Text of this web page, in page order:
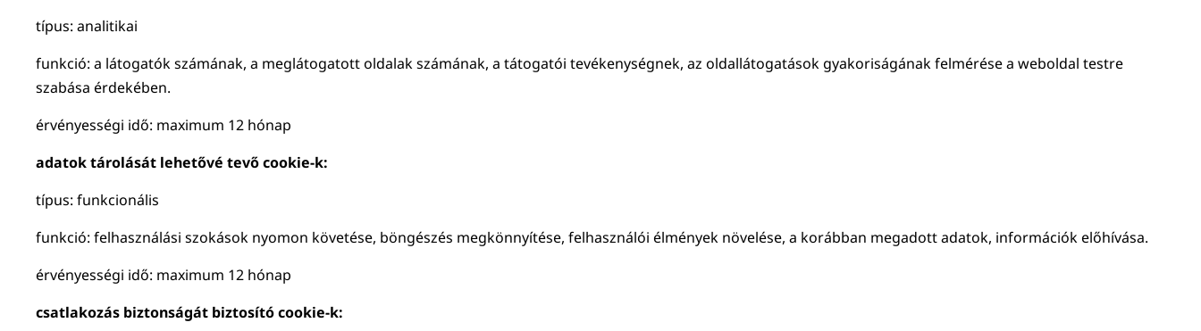
típus: analitikai
funkció: a látogatók számának, a meglátogatott oldalak számának, a tátogatói tevékenységnek, az oldallátogatások gyakoriságának felmérése a weboldal testre
szabása érdekében.
érvényességi idő: maximum 12 hónap
adatok tárolását lehetővé tevő cookie-k:
típus: funkcionális
funkció: felhasználási szokások nyomon követése, böngészés megkönnyítése, felhasználói élmények növelése, a korábban megadott adatok, információk előhívása.
érvényességi idő: maximum 12 hónap
csatlakozás biztonságát biztosító cookie-k: